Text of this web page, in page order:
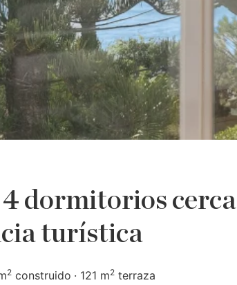
dormitorios cerca
turística
2construido 121 m2terraza